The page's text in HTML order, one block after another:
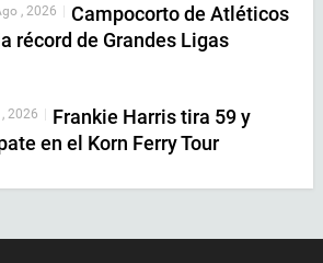
, 2026 | Campocorto de Atléticos
récord de Grandes Ligas
2026
Frankie Harris tira 59 y
en el Korn Ferry Tour